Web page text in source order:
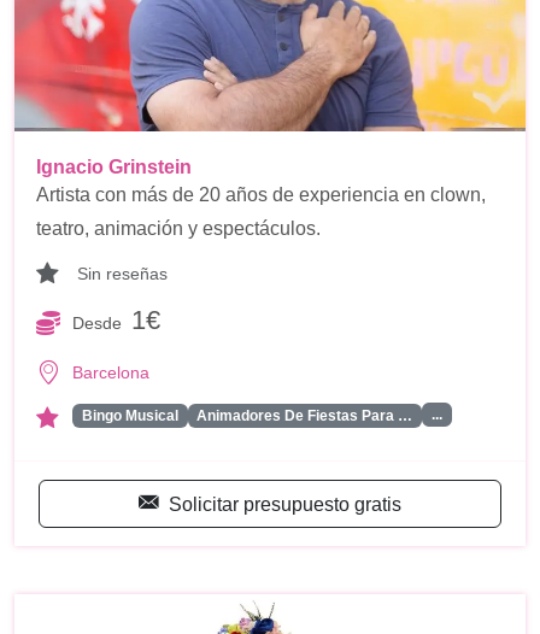
Ignacio Grinstein
Artista con más de 20 años de experiencia en clown,
teatro, animación y espectáculos.
Sin reseñas
Desde 1€
Barcelona
Bingo Musical Animadores De Fiestas Para … ...
Solicitar presupuesto gratis